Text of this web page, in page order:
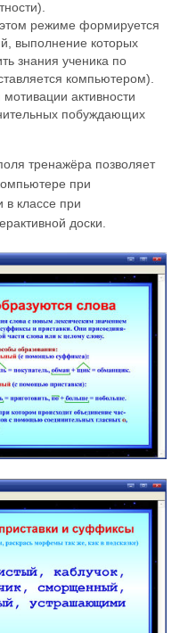
режиме формируется
выполнение которых
знания ученика по
компьютером).
активности
побуждающих
тренажёра позволяет
при
в классе при
доски.